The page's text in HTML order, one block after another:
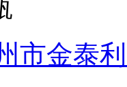
市金泰